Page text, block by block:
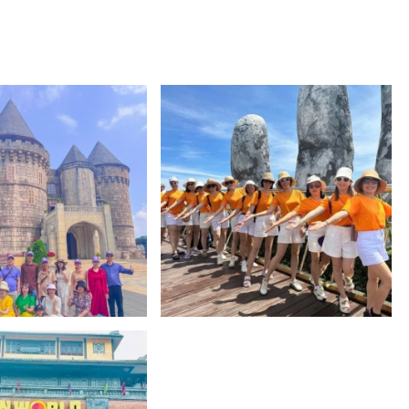
1 đêm -
MÁY BAY VÀ KHÁCH SẠN